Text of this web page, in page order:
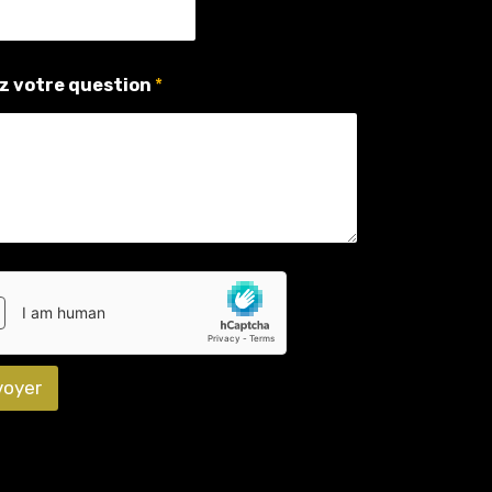
votre question *